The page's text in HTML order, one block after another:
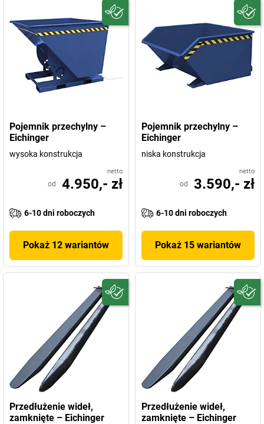
Pojemnik przechylny –
Eichinger
wysoka konstrukcja
netto
od 4.950,- zł
6-10 dni roboczych
Pokaż 12 wariantów
Pojemnik przechylny –
Eichinger
niska konstrukcja
netto
od 3.590,- zł
6-10 dni roboczych
Pokaż 15 wariantów
Przedłużenie wideł,
zamknięte – Eichinger
Przedłużenie wideł,
zamknięte – Eichinger